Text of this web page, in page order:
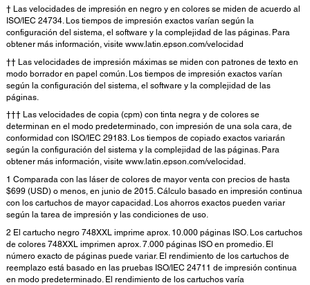
† Las velocidades de impresión en negro y en colores se miden de acuerdo al
ISO/IEC 24734. Los tiempos de impresión exactos varían según la
configuración del sistema, el software y la complejidad de las páginas. Para
obtener más información, visite www.latin.epson.com/velocidad
†† Las velocidades de impresión máximas se miden con patrones de texto en
modo borrador en papel común. Los tiempos de impresión exactos varían
según la configuración del sistema, el software y la complejidad de las
páginas.
††† Las velocidades de copia (cpm) con tinta negra y de colores se
determinan en el modo predeterminado, con impresión de una sola cara, de
conformidad con ISO/IEC 29183. Los tiempos de copiado exactos variarán
según la configuración del sistema y la complejidad de las páginas. Para
obtener más información, visite www.latin.epson.com/velocidad.
1 Comparada con las láser de colores de mayor venta con precios de hasta
$699 (USD) o menos, en junio de 2015. Cálculo basado en impresión continua
con los cartuchos de mayor capacidad. Los ahorros exactos pueden variar
según la tarea de impresión y las condiciones de uso.
2 El cartucho negro 748XXL imprime aprox. 10.000 páginas ISO. Los cartuchos
de colores 748XXL imprimen aprox. 7.000 páginas ISO en promedio. El
número exacto de páginas puede variar. El rendimiento de los cartuchos de
reemplazo está basado en las pruebas ISO/IEC 24711 de impresión continua
en modo predeterminado. El rendimiento de los cartuchos varía